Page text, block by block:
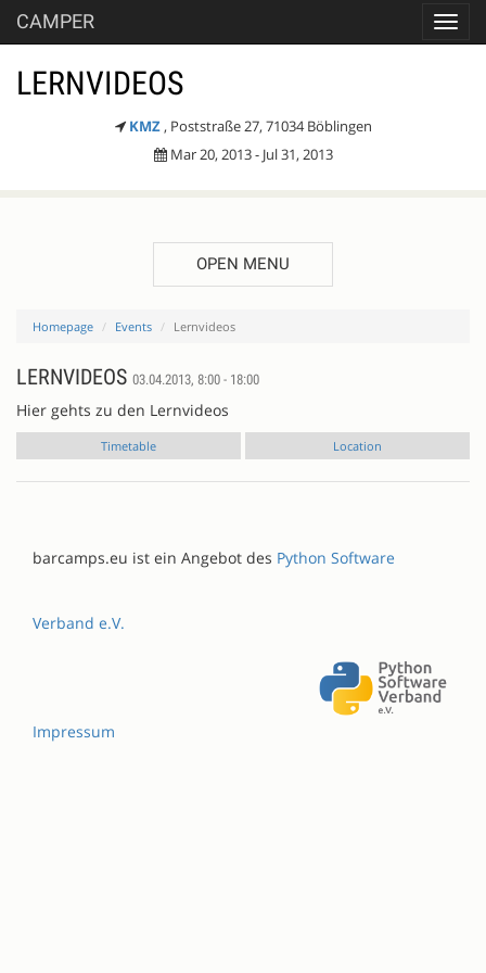
CAMPER
LERNVIDEOS
KMZ , Poststraße 27, 71034 Böblingen
Mar 20, 2013 - Jul 31, 2013
OPEN MENU
Homepage Events Lernvideos
LERNVIDEOS 03.04.2013, 8:00 - 18:00
Hier gehts zu den Lernvideos
Timetable Location
barcamps.eu ist ein Angebot des Python Software
Verband e.V.
Impressum